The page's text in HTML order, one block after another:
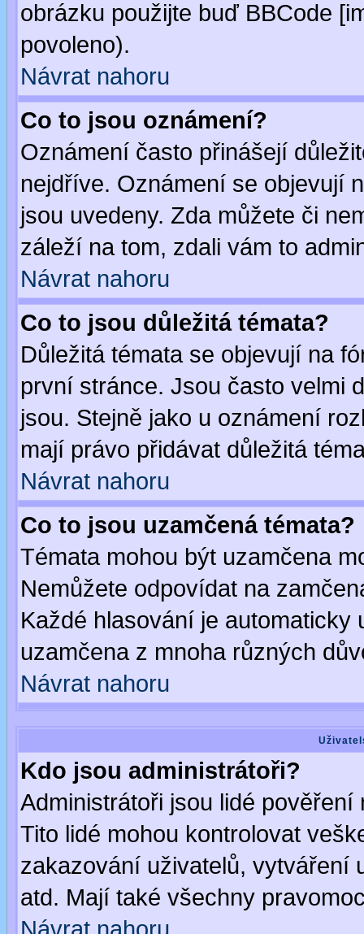
obrázku použijte buď BBCode
povoleno).
Návrat nahoru
Co to jsou oznámení?
Oznámení často přinášejí
nejdříve. Oznámení se objevují
jsou uvedeny. Zda můžete či
záleží na tom, zdali vám to
Návrat nahoru
Co to jsou důležitá témata?
Důležitá témata se objevují na
první stránce. Jsou často velmi
jsou. Stejně jako u oznámení
mají právo přidávat důležitá
Návrat nahoru
Co to jsou uzamčená témata?
Témata mohou být uzamčena
Nemůžete odpovídat na
Každé hlasování je automaticky
uzamčena z mnoha různých
Návrat nahoru
Kdo jsou administrátoři?
Administrátoři jsou lidé
Tito lidé mohou kontrolovat
zakazování uživatelů, vytváření
atd. Mají také všechny